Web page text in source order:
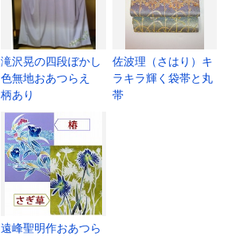
滝沢晃の四段ぼかし
色無地おあつらえ
柄あり
佐波理（さはり）キ
ラキラ輝く袋帯と丸
帯
遠峰聖明作おあつら